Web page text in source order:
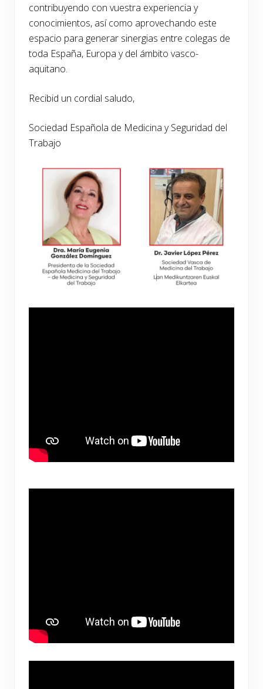
contribuyendo con vuestra experiencia y
conocimientos, así como aprovechando este
espacio para generar sinergias entre colegas de
toda España, Europa y del ámbito vasco-
aquitano.
Recibid un cordial saludo,
Sociedad Española de Medicina y Seguridad del
Trabajo